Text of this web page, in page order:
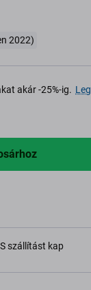
2022)
akár -25%-ig.
szállítást kap